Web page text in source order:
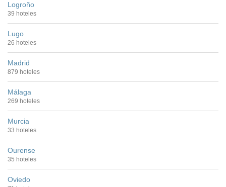
Logroño
39 hoteles
Lugo
26 hoteles
Madrid
879 hoteles
Málaga
269 hoteles
Murcia
33 hoteles
Ourense
35 hoteles
Oviedo